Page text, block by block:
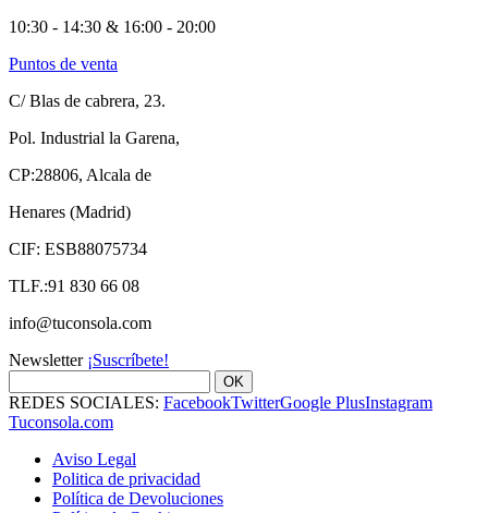
10:30 - 14:30 & 16:00 - 20:00
Puntos de venta
C/ Blas de cabrera, 23.
Pol. Industrial la Garena,
CP:28806, Alcala de
Henares (Madrid)
CIF: ESB88075734
TLF.:91 830 66 08
info@tuconsola.com
Newsletter ¡Suscríbete!
OK
REDES SOCIALES: FacebookTwitterGoogle PlusInstagram
Tuconsola.com
Aviso Legal
Politica de privacidad
Política de Devoluciones